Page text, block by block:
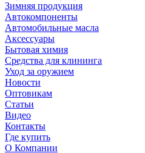
Зимняя продукция
Автокомпоненты
Автомобильные масла
Аксессуары
Бытовая химия
Средства для клининга
Уход за оружием
Новости
Оптовикам
Статьи
Видео
Контакты
Где купить
О Компании